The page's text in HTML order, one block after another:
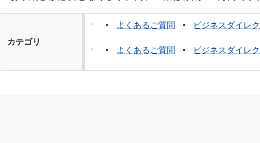
カテゴリ
よくあるご質問 ビジネスダイレ
よくあるご質問 ビジネスダイレ